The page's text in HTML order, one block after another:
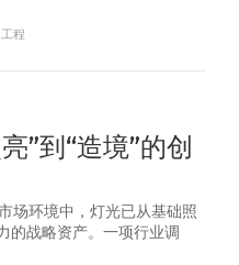
程
”到“造境”的创
场环境中，灯光已从基础照
的战略资产。一项行业调